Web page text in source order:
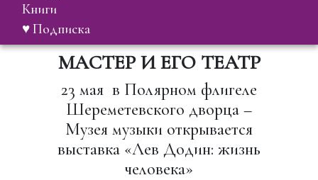
книги
♥ Подписка
МАСТЕР И ЕГО ТЕАТР
23 мая в Полярном флигеле
Шереметевского дворца –
Музея музыки открывается
выставка «Лев Додин: жизнь
человека»